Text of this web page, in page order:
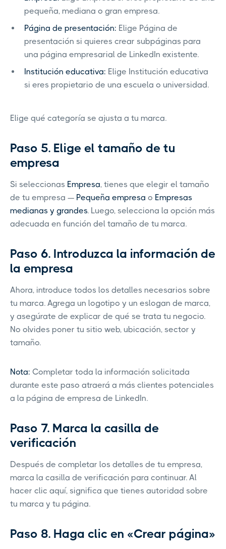
pequeña, mediana o gran empresa.
Página de presentación: Elige Página de
presentación si quieres crear subpáginas para
una página empresarial de LinkedIn existente.
Institución educativa: Elige Institución educativa
si eres propietario de una escuela o universidad.
Elige qué categoría se ajusta a tu marca.
Paso 5. Elige el tamaño de tu
empresa
Si seleccionas Empresa, tienes que elegir el tamaño
de tu empresa — Pequeña empresa o Empresas
medianas y grandes. Luego, selecciona la opción más
adecuada en función del tamaño de tu marca.
Paso 6. Introduzca la información de
la empresa
Ahora, introduce todos los detalles necesarios sobre
tu marca. Agrega un logotipo y un eslogan de marca,
y asegúrate de explicar de qué se trata tu negocio.
No olvides poner tu sitio web, ubicación, sector y
tamaño.
Nota: Completar toda la información solicitada
durante este paso atraerá a más clientes potenciales
a la página de empresa de LinkedIn.
Paso 7. Marca la casilla de
verificación
Después de completar los detalles de tu empresa,
marca la casilla de verificación para continuar. Al
hacer clic aquí, significa que tienes autoridad sobre
tu marca y tu página.
Paso 8. Haga clic en «Crear página»